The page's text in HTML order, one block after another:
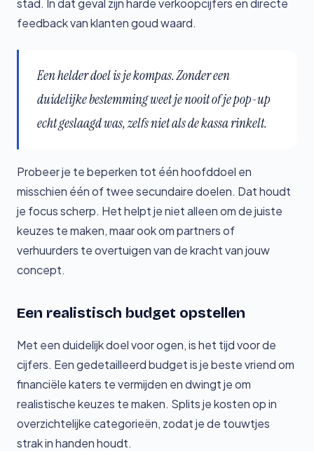
stad. In dat geval zijn harde verkoopcijfers en directe
feedback van klanten goud waard.
Een helder doel is je kompas. Zonder een
duidelijke bestemming weet je nooit of je pop-up
echt geslaagd was, zelfs niet als de kassa rinkelt.
Probeer je te beperken tot één hoofddoel en
misschien één of twee secundaire doelen. Dat houdt
je focus scherp. Het helpt je niet alleen om de juiste
keuzes te maken, maar ook om partners of
verhuurders te overtuigen van de kracht van jouw
concept.
Een realistisch budget opstellen
Met een duidelijk doel voor ogen, is het tijd voor de
cijfers. Een gedetailleerd budget is je beste vriend om
financiële katers te vermijden en dwingt je om
realistische keuzes te maken. Splits je kosten op in
overzichtelijke categorieën, zodat je de touwtjes
strak in handen houdt.